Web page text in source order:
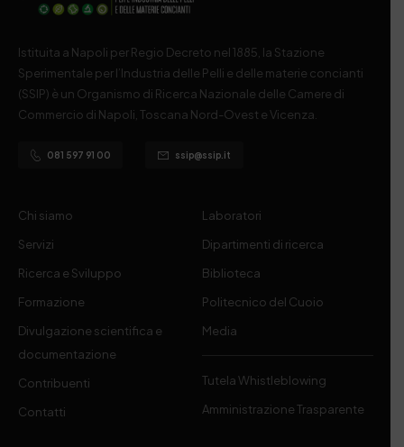
Istituita a Napoli per Regio Decreto nel 1885, la Stazione
Sperimentale per l’Industria delle Pelli e delle materie concianti
(SSIP) è un Organismo di Ricerca Nazionale delle Camere di
Commercio di Napoli, Toscana Nord-Ovest e Vicenza.
081 597 91 00 ssip@ssip.it
Chi siamo
Servizi
Ricerca e Sviluppo
Formazione
Divulgazione scientifica e
documentazione
Contribuenti
Contatti
Laboratori
Dipartimenti di ricerca
Biblioteca
Politecnico del Cuoio
Media
Tutela Whistleblowing
Amministrazione Trasparente